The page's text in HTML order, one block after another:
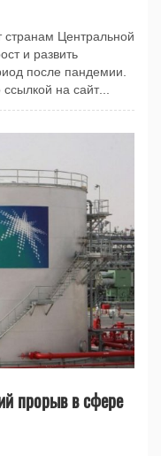
странам Центральной
и развить
после пандемии.
на сайт...
прорыв в сфере